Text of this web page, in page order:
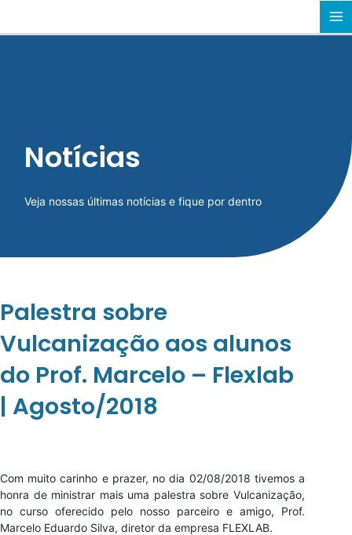
Notícias
Veja nossas últimas notícias e fique por dentro
Palestra sobre
Vulcanização aos alunos
do Prof. Marcelo – Flexlab
| Agosto/2018
Com muito carinho e prazer, no dia 02/08/2018 tivemos a
honra de ministrar mais uma palestra sobre Vulcanização,
no curso oferecido pelo nosso parceiro e amigo, Prof.
Marcelo Eduardo Silva, diretor da empresa FLEXLAB.